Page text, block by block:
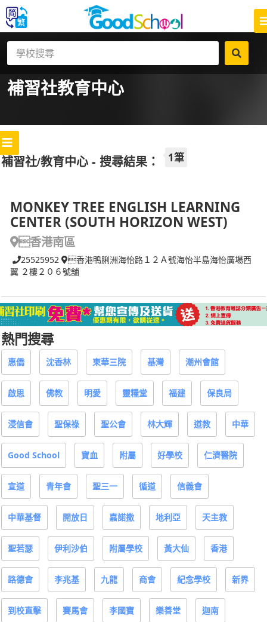
補習社教育中心
補習社/教育中心 - 搜尋結果： 1筆
MONKEY TREE ENGLISH LEARNING
CENTER (SOUTH HORIZON WEST)
香港南區
25525952
香港鴨脷洲海怡路１２Ａ號海怡半島海怡廣場西
翼 ２樓２０６號舖
熱門搜尋
惠僑 沈香林 東華三院 基灣 潮州會館
啟思 佛教 明愛 靈糧堂 福建 保良局
浸信會 聖保祿 聖公會 林大輝 道教 中華
Good School 寶血 附屬 好學校 仁濟醫院
宣道 青年會 聖三一 循道 信義會
中華基督 開放日 嘉諾撒 地利亞 天主教
聖若瑟 伊利沙伯 附屬學校 黃大仙 香港
路德會 李兆基 九龍 商會 紀念學校 新界
到校直擊 賽馬會 李國寶 樂善堂 迦南